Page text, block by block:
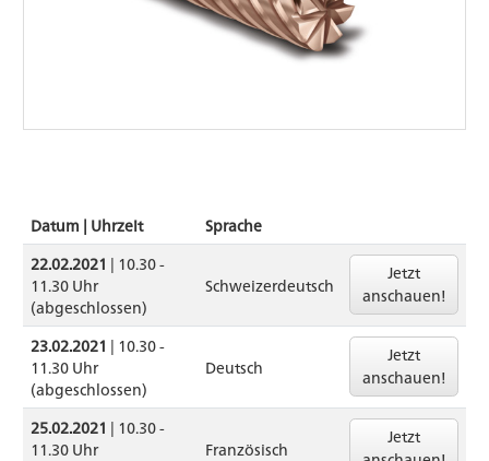
Datum | Uhrzeit
Sprache
22.02.2021 | 10.30 -
11.30 Uhr
(abgeschlossen)
Schweizerdeutsch
Jetzt
anschauen!
23.02.2021 | 10.30 -
11.30 Uhr
(abgeschlossen)
Deutsch
Jetzt
anschauen!
25.02.2021 | 10.30 -
11.30 Uhr
Französisch
Jetzt